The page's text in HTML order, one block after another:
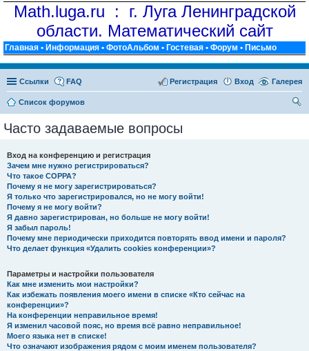
Math.luga.ru : г. Луга Ленинградской
области. Математический сайт
Главная • Информация • ФотоАльбом • Гостевая • Форум • Письмо
Ссылки Галерея
FAQ Вход
Регистрация
Список форумов
Часто задаваемые вопросы
Вход на конференцию и регистрация
Зачем мне нужно регистрироваться?
Что такое COPPA?
Почему я не могу зарегистрироваться?
Я только что зарегистрировался, но не могу войти!
Почему я не могу войти?
Я давно зарегистрирован, но больше не могу войти!
Я забыл пароль!
Почему мне периодически приходится повторять ввод имени и пароля?
Что делает функция «Удалить cookies конференции»?
Параметры и настройки пользователя
Как мне изменить мои настройки?
Как избежать появления моего имени в списке «Кто сейчас на
конференции»?
На конференции неправильное время!
Я изменил часовой пояс, но время всё равно неправильное!
Моего языка нет в списке!
Что означают изображения рядом с моим именем пользователя?